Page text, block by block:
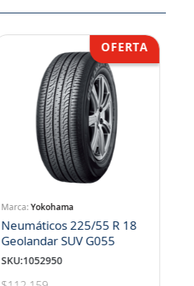
Yokohama
Neumáticos 225/55 R 18
Geolandar SUV G055
SKU:1052950